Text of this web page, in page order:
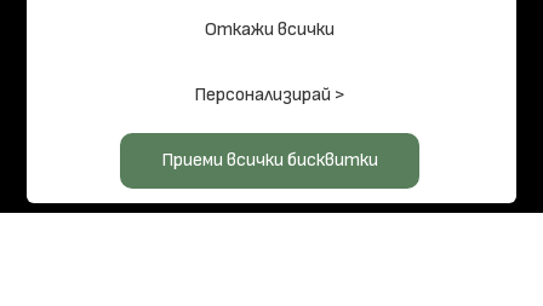
© 2026 LOG HOMES PRO
Политика за поверителност
бисквитките
Карта на сайта
Изработка на сайт върху (v1.51.0)
Откажи всички
Персонализирай >
Приеми всички бисквитки